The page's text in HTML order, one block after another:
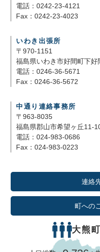
電話：0242-23-4121
Fax：0242-23-4023
いわき出張所
〒970-1151
福島県いわき市好間町下好
電話：0246-36-5671
Fax：0246-36-5672
中通り連絡事務所
〒963-8035
福島県郡山市希望ヶ丘11-
電話：024-983-0686
Fax：024-983-0223
連絡
町への
大熊